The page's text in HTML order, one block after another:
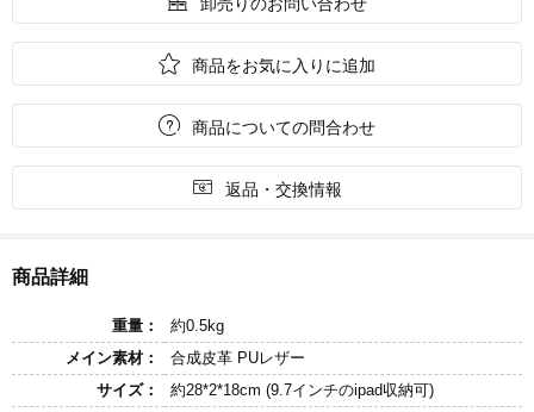
 商品をお気に入りに追加
 商品についての問合わせ
 返品・交換情報
商品詳細
重量：
約0.5kg
メイン素材：
合成皮革 PUレザー
サイズ：
約28*2*18cm (9.7インチのipad収納可)